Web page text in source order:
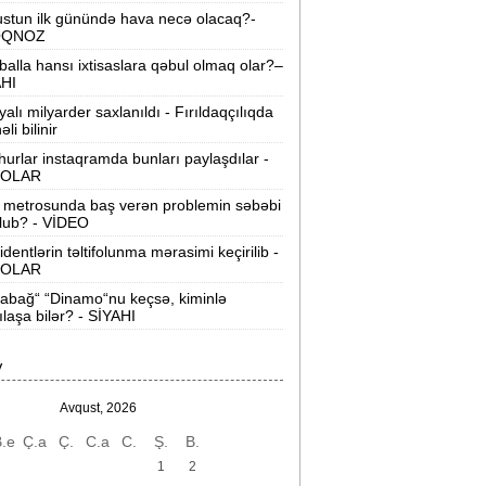
cu sinif məzunları bu kollecləri seçə
-SİYAHI
metrosunda yeni təyinatlar:
hansı stansiyaya rəis təyin
raketi Aya çırpılacaq -
varmı?
donuzlarla bağlı
keçiriləcək -
sınıb ürəyinə girmişdi -
10 il həbs verildi
növbəti köç karvanı yola
FOTOLAR
Məhkəmənin hakimi təqaüdə
ilk günündə hava necə olacaq?-
hansı ixtisaslara qəbul olmaq olar?–
milyarder saxlanıldı - Fırıldaqçılıqda
bilinir
instaqramda bunları paylaşdılar -
metrosunda baş verən problemin səbəbi
- VİDEO
təltifolunma mərasimi keçirilib -
“Dinamo“nu keçsə, kiminlə
bilər? - SİYAHI
Avqust, 2026
Ç.a Ç. C.a C. Ş. B.
1 2